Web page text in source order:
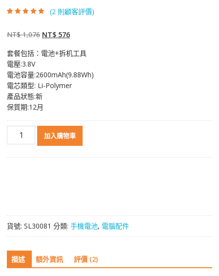
行評分
(2 則顧客評價)
NT$1,076 原
價
NT$ 1,076。
NT$576目
價
NT$ 576。
套餐包括：電池+拆机工具
電壓:3.8V
電池容量:2600mAh(9.88Wh)
電芯類型: Li-Polymer
產品狀態:新
保質期:12月
HTC
One
M8,One
E8
數
量
加入購物車
貨號: SL30081 分類: 手機電池, 電腦配件
描述 額外資訊 評價 (2)